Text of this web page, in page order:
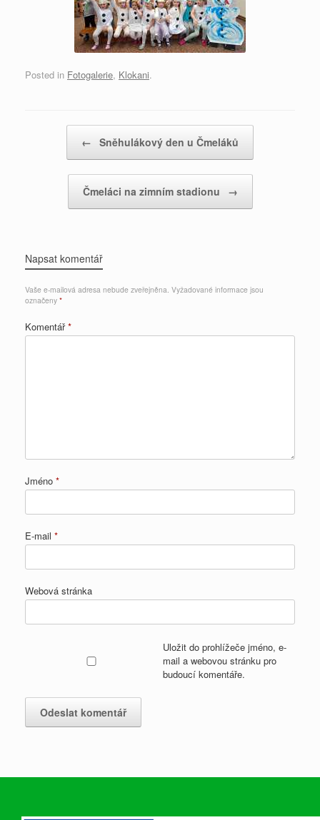
Posted in Fotogalerie, Klokani.
← Sněhulákový den u Čmeláků
Čmeláci na zimním stadionu →
Napsat komentář
Vaše e-mailová adresa nebude zveřejněna. Vyžadované informace jsou
označeny *
Komentář*
Jméno *
E-mail *
Webová stránka
Uložit do prohlížeče jméno, e-
mail a webovou stránku pro
budoucí komentáře.